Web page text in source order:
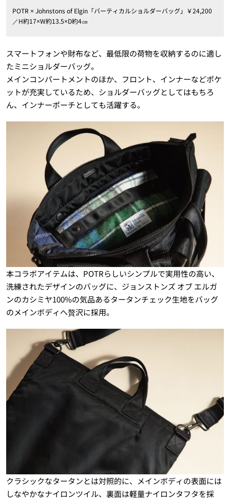
POTR × Johnstons of Elgin「バーティカルショルダーバッグ」￥24,200
／H約17×W約13.5×D約4㎝
スマートフォンや財布など、最低限の荷物を収納するのに適し
たミニショルダーバッグ。
メインコンパートメントのほか、フロント、インナーなどポケ
ットが充実しているため、ショルダーバッグとしてはもちろ
ん、インナーポーチとしても活躍する。
本コラボアイテムは、POTRらしいシンプルで実用性の高い、
洗練されたデザインのバッグに、ジョンストンズ オブ エルガ
ンのカシミヤ100%の気品あるタータンチェック生地をバッグ
のメインボディへ贅沢に採用。
クラシックなタータンとは対照的に、メインボディの表面には
しなやかなナイロンツイル、裏面は軽量ナイロンタフタを採